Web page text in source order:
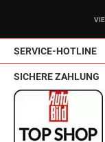
SERVICE-HOTLINE
SICHERE ZAHLUNG